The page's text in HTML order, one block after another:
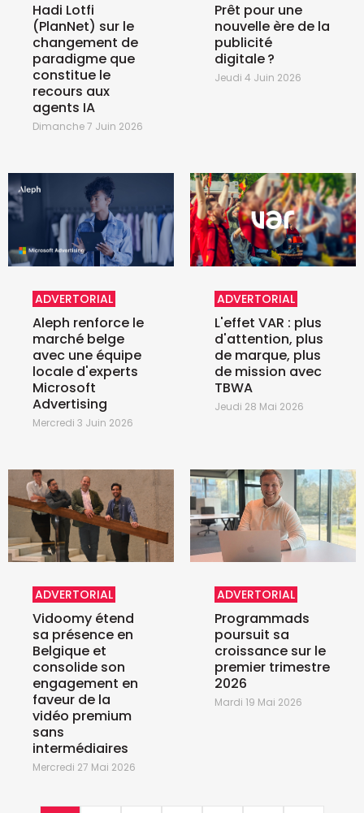
Hadi Lotfi
(PlanNet) sur le
changement de
paradigme que
constitue le
recours aux
agents IA
Dimanche 7 Juin 2026
Prêt pour une
nouvelle ère de la
publicité
digitale ?
Jeudi 4 Juin 2026
ADVERTORIAL
Aleph renforce le
marché belge
avec une équipe
locale d'experts
Microsoft
Advertising
Mercredi 3 Juin 2026
ADVERTORIAL
L'effet VAR : plus
d'attention, plus
de marque, plus
de mission avec
TBWA
Jeudi 28 Mai 2026
ADVERTORIAL
Vidoomy étend
sa présence en
Belgique et
consolide son
engagement en
faveur de la
vidéo premium
sans
intermédiaires
Mercredi 27 Mai 2026
ADVERTORIAL
Programmads
poursuit sa
croissance sur le
premier trimestre
2026
Mardi 19 Mai 2026